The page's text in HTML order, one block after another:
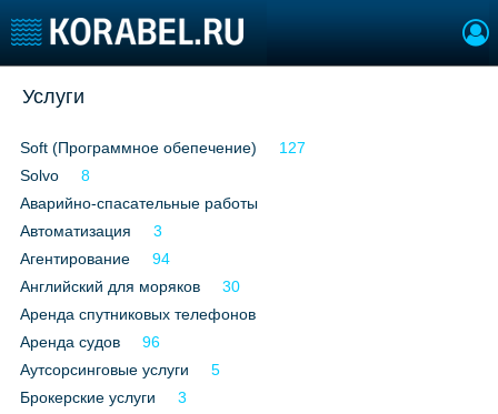
Пульс
Новости
Компании
Репутация
Работа
Крюинг
Журнал
Реклама
Доска объявлений
Оборудование
Услуги
Конференции
Услуги
Soft (Программное обепечение)
127
Solvo
8
Аварийно-спасательные работы
Автоматизация
3
Агентирование
94
Английский для моряков
30
Аренда спутниковых телефонов
Аренда судов
96
Аутсорсинговые услуги
5
Брокерские услуги
3